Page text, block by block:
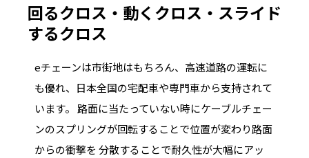
回るクロス・動くクロス・スライド
するクロス
eチェーンは市街地はもちろん、高速道路の運転に
も優れ、日本全国の宅配車や専門車から支持されて
います。 路面に当たっていない時にケーブルチェー
ンのスプリングが回転することで位置が変わり路面
からの衝撃を 分散することで耐久性が大幅にアッ